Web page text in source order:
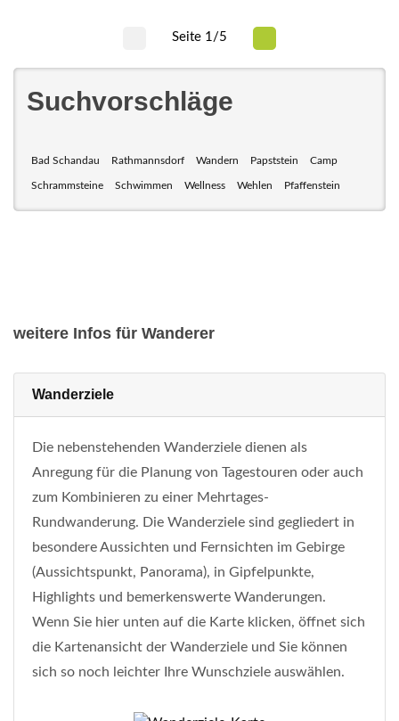
Seite 1/5
Suchvorschläge
Bad Schandau Rathmannsdorf Wandern Papststein Camp
Schrammsteine Schwimmen Wellness Wehlen Pfaffenstein
weitere Infos für Wanderer
Wanderziele
Die nebenstehenden Wanderziele dienen als
Anregung für die Planung von Tagestouren oder auch
zum Kombinieren zu einer Mehrtages-
Rundwanderung. Die Wanderziele sind gegliedert in
besondere Aussichten und Fernsichten im Gebirge
(Aussichtspunkt, Panorama), in Gipfelpunkte,
Highlights und bemerkenswerte Wanderungen.
Wenn Sie hier unten auf die Karte klicken, öffnet sich
die Kartenansicht der Wanderziele und Sie können
sich so noch leichter Ihre Wunschziele auswählen.